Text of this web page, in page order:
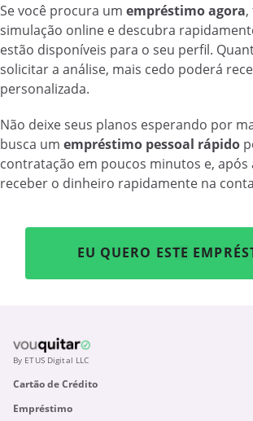
Se você procura um empréstimo agora,
simulação online e descubra
estão disponíveis para o seu perfil.
solicitar a análise, mais cedo poderá
personalizada.
Não deixe seus planos esperando por
busca um empréstimo pessoal rápido
contratação em poucos minutos e, após
receber o dinheiro rapidamente na
EU QUERO ESTE
By ETUS Digital LLC
Cartão de Crédito
Empréstimo